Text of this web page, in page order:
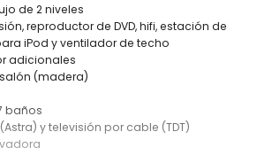
de 2 niveles
reproductor de DVD, hifi, estación de
iPod y ventilador de techo
adicionales
(madera)
baños
y televisión por cable (TDT)